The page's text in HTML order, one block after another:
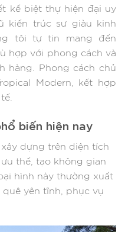
kế biệt thự hiện đại uy
kiến trúc sư giàu kinh
tôi tự tin mang đến
hợp với phong cách và
hàng. Phong cách chủ
Modern, kết hợp
biến hiện nay
dựng trên diện tích
thế, tạo không gian
hình này thường xuất
yên tĩnh, phục vụ